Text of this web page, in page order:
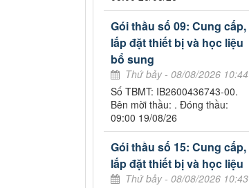
Gói thầu số 09: Cung cấp,
lắp đặt thiết bị và học liệu
bổ sung
Thứ bảy - 08/08/2026 10:44
Số TBMT: IB2600436743-00.
Bên mời thầu: . Đóng thầu:
09:00 19/08/26
Gói thầu số 15: Cung cấp,
lắp đặt thiết bị và học liệu
Thứ bảy - 08/08/2026 10:43